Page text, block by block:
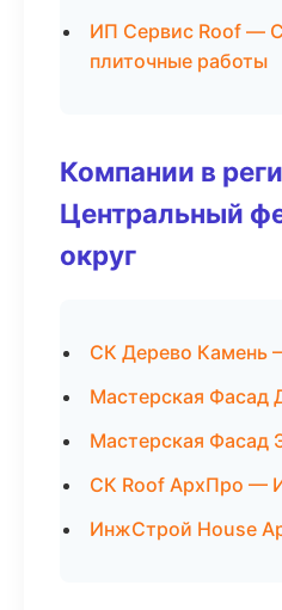
ИП Сервис Roof —
плиточные работы
Компании в
Центральный
округ
СК Дерево Камень
Мастерская Фасад
Мастерская
СК Roof АрхПро —
ИнжСтрой House